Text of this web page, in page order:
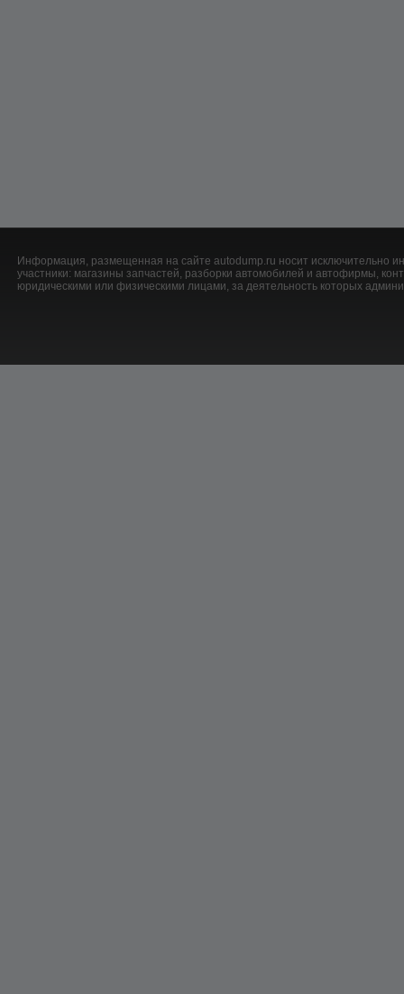
Информация, размещенная на сайте autodump.ru носит исключительно
участники: магазины запчастей, разборки автомобилей и автофирмы,
юридическими или физическими лицами, за деятельность которых